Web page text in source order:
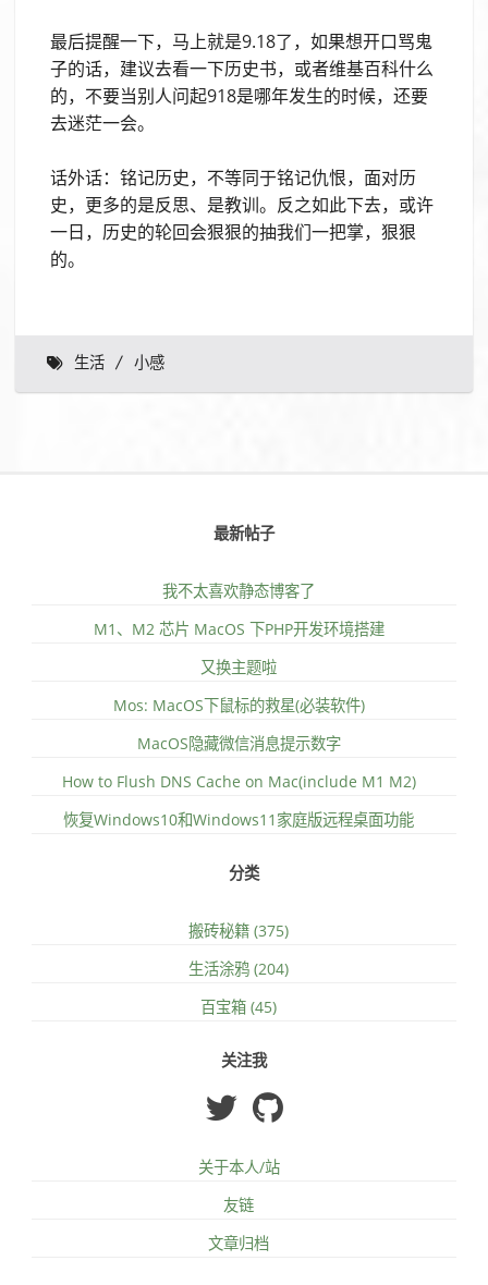
最后提醒一下，马上就是9.18了，如果想开口骂鬼
子的话，建议去看一下历史书，或者维基百科什么
的，不要当别人问起918是哪年发生的时候，还要
去迷茫一会。
话外话：铭记历史，不等同于铭记仇恨，面对历
史，更多的是反思、是教训。反之如此下去，或许
一日，历史的轮回会狠狠的抽我们一把掌，狠狠
的。
生活 小感
最新帖子
我不太喜欢静态博客了
M1、M2 芯片 MacOS 下PHP开发环境搭建
又换主题啦
Mos: MacOS下鼠标的救星(必装软件)
MacOS隐藏微信消息提示数字
How to Flush DNS Cache on Mac(include M1 M2)
恢复Windows10和Windows11家庭版远程桌面功能
分类
搬砖秘籍 (375)
生活涂鸦 (204)
百宝箱 (45)
关注我
关于本人/站
友链
文章归档